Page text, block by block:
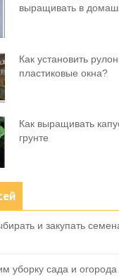
выращивать в
Как установить
пластиковые окна?
Как выращивать
грунте
и закупать
уборку сада и огорода